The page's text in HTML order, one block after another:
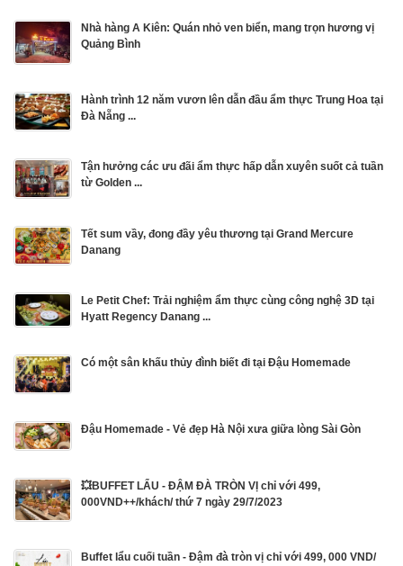
Nhà hàng A Kiên: Quán nhỏ ven biển, mang trọn hương vị
Quảng Bình
Hành trình 12 năm vươn lên dẫn đầu ẩm thực Trung Hoa tại
Đà Nẵng ...
Tận hưởng các ưu đãi ẩm thực hấp dẫn xuyên suốt cả tuần
từ Golden ...
Tết sum vầy, đong đầy yêu thương tại Grand Mercure
Danang
Le Petit Chef: Trải nghiệm ẩm thực cùng công nghệ 3D tại
Hyatt Regency Danang ...
Có một sân khấu thủy đình biết đi tại Đậu Homemade
Đậu Homemade - Vẻ đẹp Hà Nội xưa giữa lòng Sài Gòn
💥BUFFET LẨU - ĐẬM ĐÀ TRÒN VỊ chỉ với 499,
000VND++/khách/ thứ 7 ngày 29/7/2023
Buffet lẩu cuối tuần - Đậm đà tròn vị chỉ với 499, 000 VND/